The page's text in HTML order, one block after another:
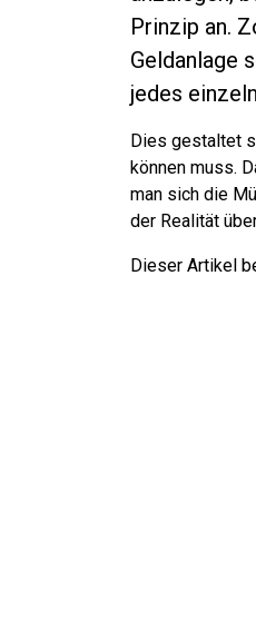
Prinzip an.
Geldanlage
jedes
Dies gestaltet
können muss.
man sich die
der Realität
Dieser Artikel